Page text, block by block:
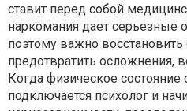
ставит перед собой
наркомания дает серьезные
поэтому важно
предотвратить осложнения,
Когда физическое состояние
подключается психолог и